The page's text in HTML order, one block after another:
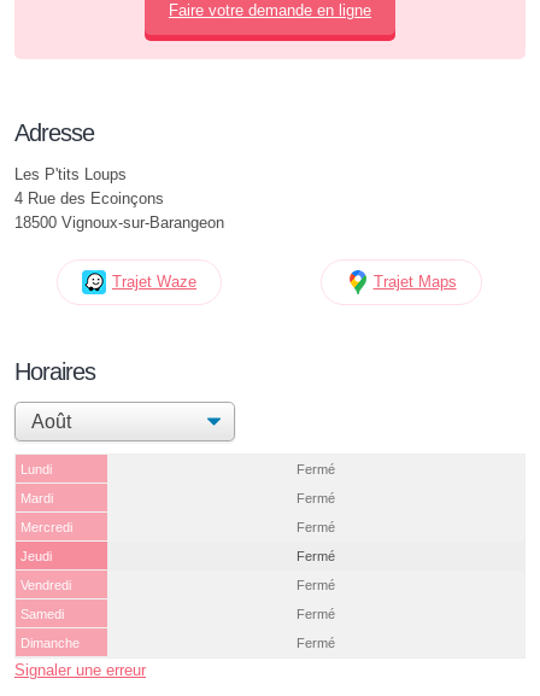
Faire votre demande en ligne
Adresse
Les P'tits Loups
4 Rue des Ecoinçons
18500 Vignoux-sur-Barangeon
Trajet Waze Trajet Maps
Horaires
Lundi
Fermé
Mardi
Fermé
Mercredi
Fermé
Jeudi
Fermé
Vendredi
Fermé
Samedi
Fermé
Dimanche
Fermé
Signaler une erreur